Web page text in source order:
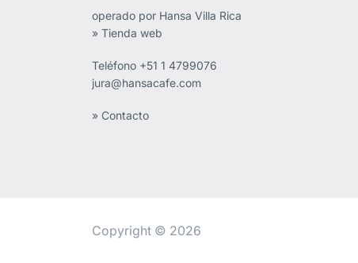
operado por Hansa Villa Rica
» Tienda web
Teléfono +51 1 4799076
jura@hansacafe.com
» Contacto
Copyright © 2026